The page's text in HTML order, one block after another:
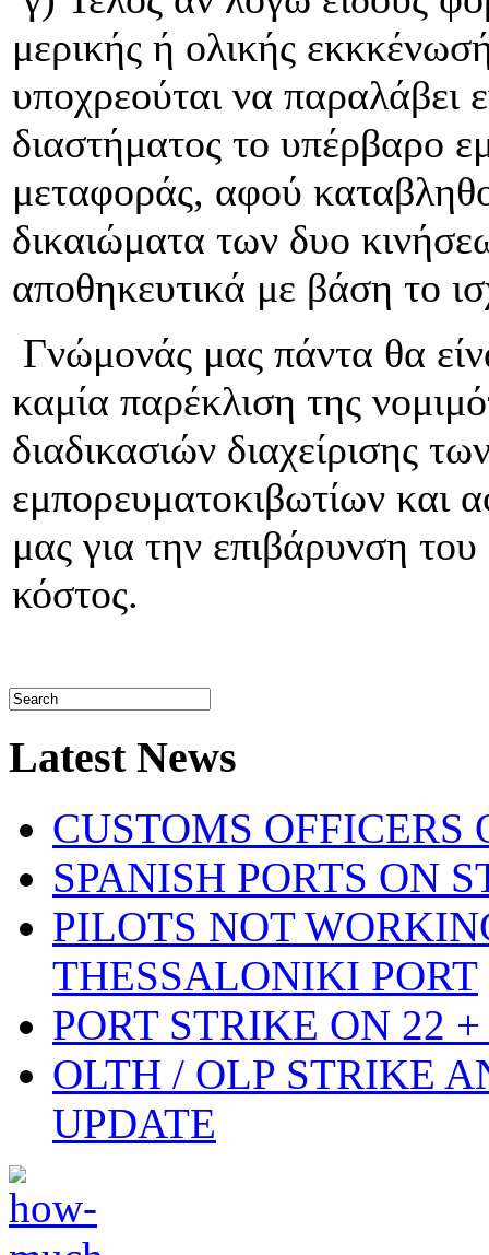
μερικής ή ολικής
υποχρεούται να παραλάβει
διαστήματος το υπέρβαρο
μεταφοράς, αφού
δικαιώματα των δυο
αποθηκευτικά με βάση το
Γνώμονάς μας πάντα θα
καμία παρέκλιση της
διαδικασιών διαχείρισης
εμπορευματοκιβωτίων και
μας για την επιβάρυνση
κόστος.
Latest News
CUSTOMS OFFICERS
SPANISH PORTS ON
PILOTS NOT
THESSALONIKI PORT
PORT STRIKE ON 22
OLTH / OLP STRIKE
UPDATE